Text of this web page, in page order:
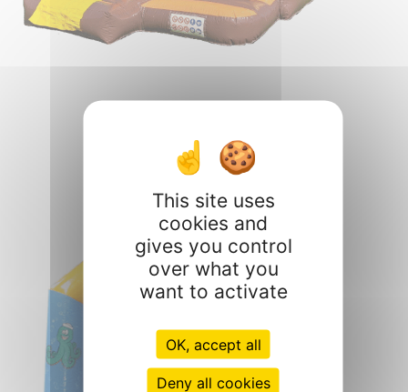
This site uses
cookies and
gives you control
over what you
want to activate
OK, accept all
Deny all cookies